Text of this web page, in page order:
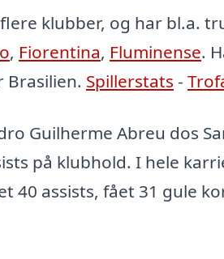
klubber, og har bl.a.
, Fiorentina, Fluminense.
Brasilien. Spillerstats -
Guilherme Abreu dos
på klubhold. I hele
40 assists, fået 31 gule